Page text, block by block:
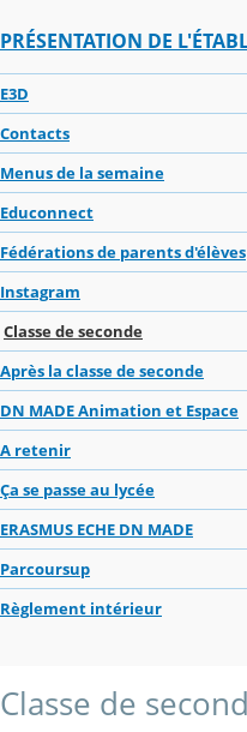
PRÉSENTATION DE
E3D
Contacts
Menus de la semaine
Educonnect
Fédérations de parents d'élèves
Instagram
Classe de seconde
Après la classe de seconde
DN MADE Animation et Espace
A retenir
Ça se passe au lycée
ERASMUS ECHE DN MADE
Parcoursup
Règlement intérieur
Classe de